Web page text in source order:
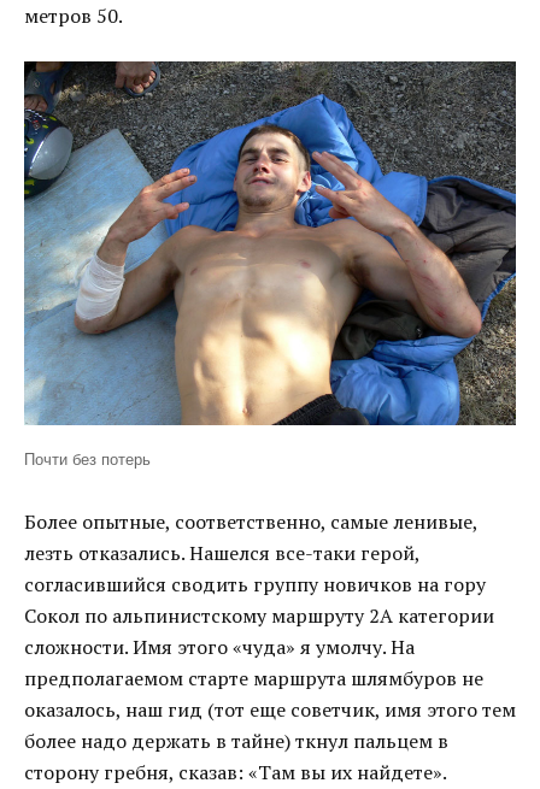
метров 50.
Почти без потерь
Более опытные, соответственно, самые ленивые,
лезть отказались. Нашелся все-таки герой,
согласившийся сводить группу новичков на гору
Сокол по альпинистскому маршруту 2А категории
сложности. Имя этого «чуда» я умолчу. На
предполагаемом старте маршрута шлямбуров не
оказалось, наш гид (тот еще советчик, имя этого тем
более надо держать в тайне) ткнул пальцем в
сторону гребня, сказав: «Там вы их найдете».